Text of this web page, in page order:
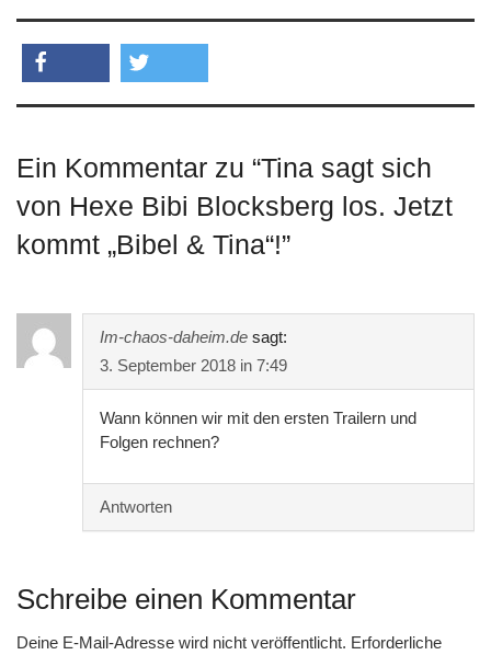
teilen twittern
Ein Kommentar zu “Tina sagt sich
von Hexe Bibi Blocksberg los. Jetzt
kommt „Bibel & Tina“!”
Im-chaos-daheim.de sagt:
3. September 2018 in 7:49
Wann können wir mit den ersten Trailern und
Folgen rechnen?
Antworten
Schreibe einen Kommentar
Deine E-Mail-Adresse wird nicht veröffentlicht. Erforderliche